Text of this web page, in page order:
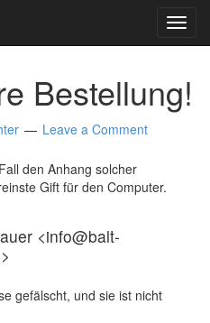
Bestellung!
Leave a Comment
den Anhang solcher
Gift für den Computer.
<info@balt-
gefälscht, und sie ist nicht